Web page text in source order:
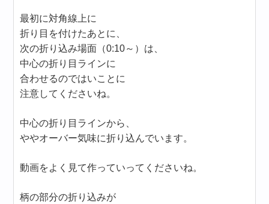
最初に対角線上に
折り目を付けたあとに、
次の折り込み場面（0:10～）は、
中心の折り目ラインに
合わせるのではいことに
注意してくださいね。
中心の折り目ラインから、
ややオーバー気味に折り込んでいます。
動画をよく見て作っていってくださいね。
柄の部分の折り込みが